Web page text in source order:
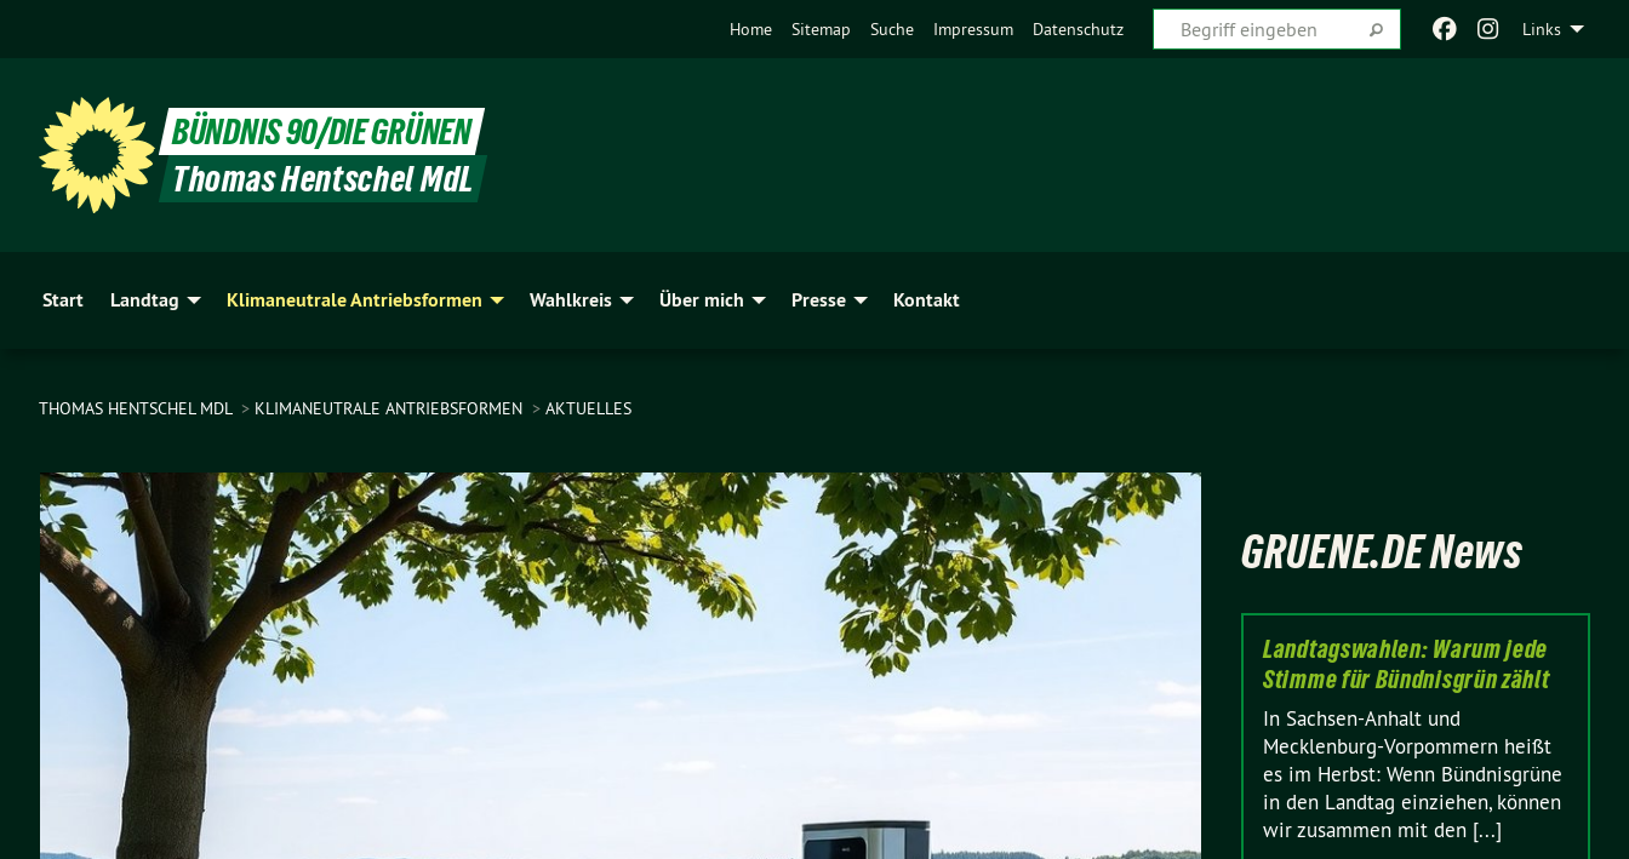
Links
Home Sitemap Suche Impressum Datenschutz
BÜNDNIS 90/DIE GRÜNEN
Thomas Hentschel MdL
Start Landtag Klimaneutrale Antriebsformen Wahlkreis Über mich Presse Kontakt
THOMAS HENTSCHEL MDL KLIMANEUTRALE ANTRIEBSFORMEN AKTUELLES
GRUENE.DE News
Landtagswahlen: Warum jede
Stimme für Bündnisgrün zählt
In Sachsen-Anhalt und
Mecklenburg-Vorpommern heißt
es im Herbst: Wenn Bündnisgrüne
in den Landtag einziehen, können
wir zusammen mit den [...]